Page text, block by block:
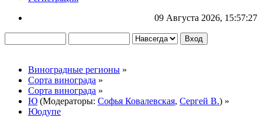
09 Августа 2026, 15:57:27
Виноградные регионы »
Сорта винограда »
Сорта винограда »
Ю (Модераторы: Софья Ковалевская, Сергей В.) »
Юодупе